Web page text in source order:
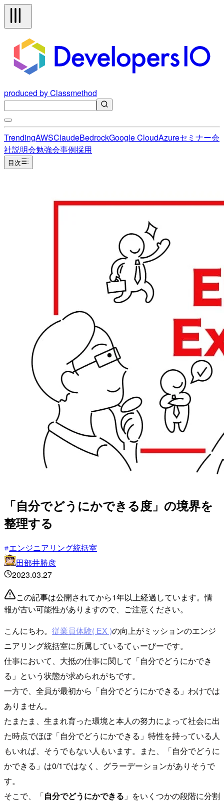
produced by Classmethod
TrendingAWSClaudeBedrockGoogle CloudAzureセミナー会
社説明会勉強会事例採用
目次
「自分でどうにかできる度」の境界を
整理する
エンジニアリング統括室
田部井勝彦
2023.03.27
この記事は公開されてから1年以上経過しています。情
報が古い可能性がありますので、ご注意ください。
こんにちわ。 従業員体験( EX )の向上がミッションのエンジ
ニアリング統括室に所属しているてぃーびーです。
仕事において、大抵の仕事に関して「自分でどうにかでき
る」という状態が求められがちです。
一方で、全員が最初から「自分でどうにかできる」わけでは
ありません。
たまたま、生まれ育った環境と本人の努力によって社会に出
た時点でほぼ「自分でどうにかできる」特性を持っている人
もいれば、そうでもない人もいます。また、「自分でどうに
かできる」は0/1ではなく、グラーデーションがありそうで
す。
そこで、「自分でどうにかできる 」をいくつかの段階に分割